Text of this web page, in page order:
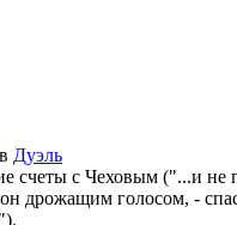
в Дуэль
счеты с Чеховым ("...и не
дрожащим голосом, -